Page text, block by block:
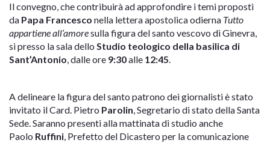
Il convegno, che contribuirà ad approfondire i temi proposti
da Papa Francesco nella lettera apostolica odierna Tutto
appartiene all’amoresulla figura del santo vescovo di Ginevra,
si presso la sala dello Studio teologico della basilica di
Sant’Antonio, dalle ore 9:30alle 12:45.
A delineare la figura del santo patrono dei giornalisti è stato
invitato il Card. Pietro Parolin, Segretario di stato della Santa
Sede. Saranno presenti alla mattinata di studio anche
Paolo Ruffini, Prefetto del Dicastero per la comunicazione